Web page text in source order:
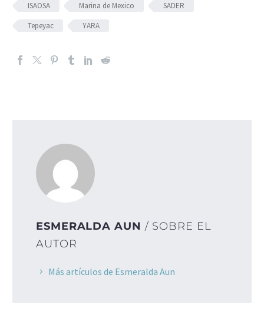
ISAOSA
Marina de Mexico
SADER
Tepeyac
YARA
ESMERALDA AUN / SOBRE EL
AUTOR
Más artículos de Esmeralda Aun